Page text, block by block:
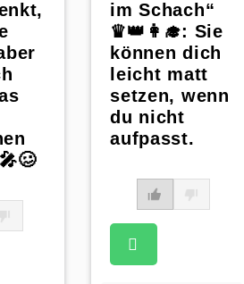
im Schach“
♛👑👩‍🎓: Sie
können dich
leicht matt
setzen, wenn
du nicht
aufpasst.